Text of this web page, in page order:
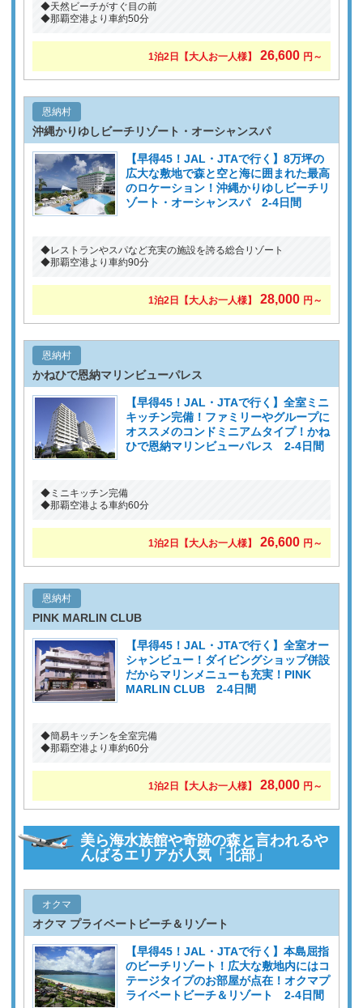
◆天然ビーチがすぐ目の前
◆那覇空港より車約50分
1泊2日 【大人お一人様】 26,600 円～
恩納村
沖縄かりゆしビーチリゾート・オーシャンスパ
【早得45！JAL・JTAで行く】8万坪の
広大な敷地で森と空と海に囲まれた最高
のロケーション！沖縄かりゆしビーチリ
ゾート・オーシャンスパ 2-4日間
◆レストランやスパなど充実の施設を誇る総合リゾート
◆那覇空港より車約90分
1泊2日 【大人お一人様】 28,000 円～
恩納村
かねひで恩納マリンビューパレス
【早得45！JAL・JTAで行く】全室ミニ
キッチン完備！ファミリーやグループに
オススメのコンドミニアムタイプ！かね
ひで恩納マリンビューパレス 2-4日間
◆ミニキッチン完備
◆那覇空港よる車約60分
1泊2日 【大人お一人様】 26,600 円～
恩納村
PINK MARLIN CLUB
【早得45！JAL・JTAで行く】全室オー
シャンビュー！ダイビングショップ併設
だからマリンメニューも充実！PINK
MARLIN CLUB 2-4日間
◆簡易キッチンを全室完備
◆那覇空港より車約60分
1泊2日 【大人お一人様】 28,000 円～
美ら海水族館や奇跡の森と言われるや
んばるエリアが人気「北部」
オクマ
オクマ プライベートビーチ＆リゾート
【早得45！JAL・JTAで行く】本島屈指
のビーチリゾート！広大な敷地内にはコ
テージタイプのお部屋が点在！オクマプ
ライベートビーチ＆リゾート 2-4日間